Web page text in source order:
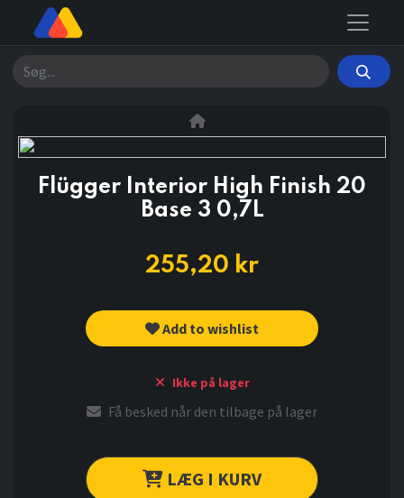
Søg
Flügger Interior High Finish 20
Base 3 0,7L
255,20 kr
Add to wishlist
Ikke på lager
Få besked når den tilbage på lager
LÆG I KURV